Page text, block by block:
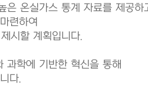
은 온실가스 통계 자료를 제공하
련하여
시할 계획입니다.
과학에 기반한 혁신을 통해
다.